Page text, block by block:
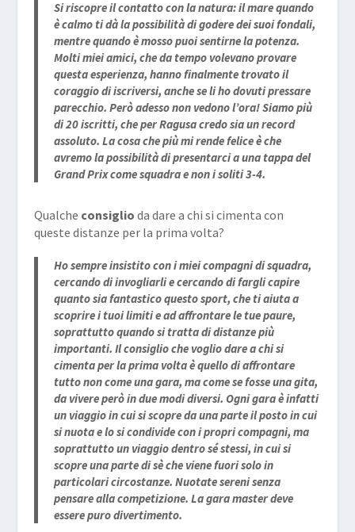
Si riscopre il contatto con la natura: il mare quando
è calmo ti dà la possibilità di godere dei suoi fondali,
mentre quando è mosso puoi sentirne la potenza.
Molti miei amici, che da tempo volevano provare
questa esperienza, hanno finalmente trovato il
coraggio di iscriversi, anche se li ho dovuti pressare
parecchio. Però adesso non vedono l’ora! Siamo più
di 20 iscritti, che per Ragusa credo sia un record
assoluto. La cosa che più mi rende felice è che
avremo la possibilità di presentarci a una tappa del
Grand Prix come squadra e non i soliti 3-4.
Qualche consiglio da dare a chi si cimenta con
queste distanze per la prima volta?
Ho sempre insistito con i miei compagni di squadra,
cercando di invogliarli e cercando di fargli capire
quanto sia fantastico questo sport, che ti aiuta a
scoprire i tuoi limiti e ad affrontare le tue paure,
soprattutto quando si tratta di distanze più
importanti. Il consiglio che voglio dare a chi si
cimenta per la prima volta è quello di affrontare
tutto non come una gara, ma come se fosse una gita,
da vivere però in due modi diversi. Ogni gara è infatti
un viaggio in cui si scopre da una parte il posto in cui
si nuota e lo si condivide con i propri compagni, ma
soprattutto un viaggio dentro sé stessi, in cui si
scopre una parte di sè che viene fuori solo in
particolari circostanze. Nuotate sereni senza
pensare alla competizione. La gara master deve
essere puro divertimento.